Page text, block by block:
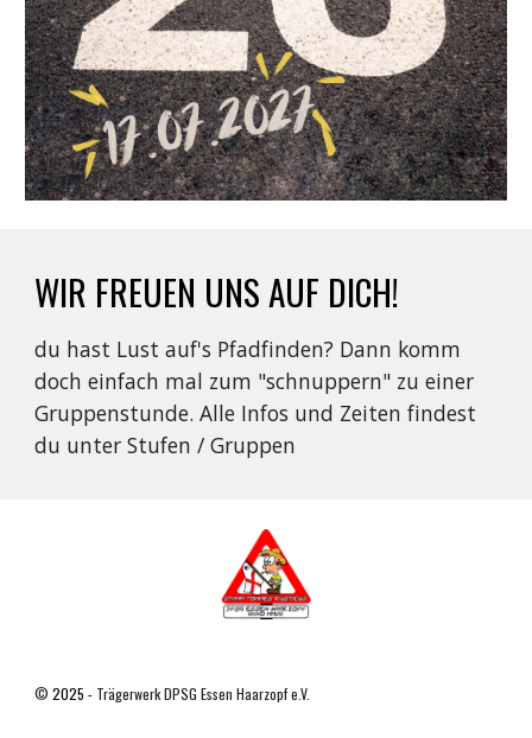
WIR FREUEN UNS AUF DICH!
du hast Lust auf's Pfadfinden? Dann komm
doch einfach mal zum "schnuppern" zu einer
Gruppenstunde. Alle Infos und Zeiten findest
du unter Stufen / Gruppen
© 2025 - Trägerwerk DPSG Essen Haarzopf e.V.